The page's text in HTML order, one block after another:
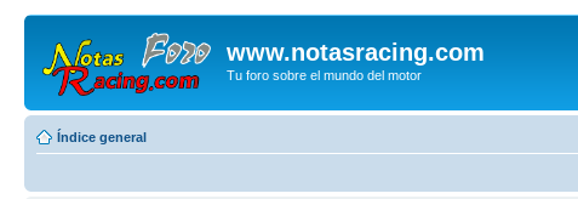
www.notasracing.com
Tu foro sobre el mundo del motor
Índice general